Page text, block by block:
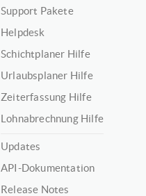
Support Pakete
Helpdesk
Schichtplaner Hilfe
Urlaubsplaner Hilfe
Zeiterfassung Hilfe
Lohnabrechnung Hilfe
Updates
API-Dokumentation
Release Notes